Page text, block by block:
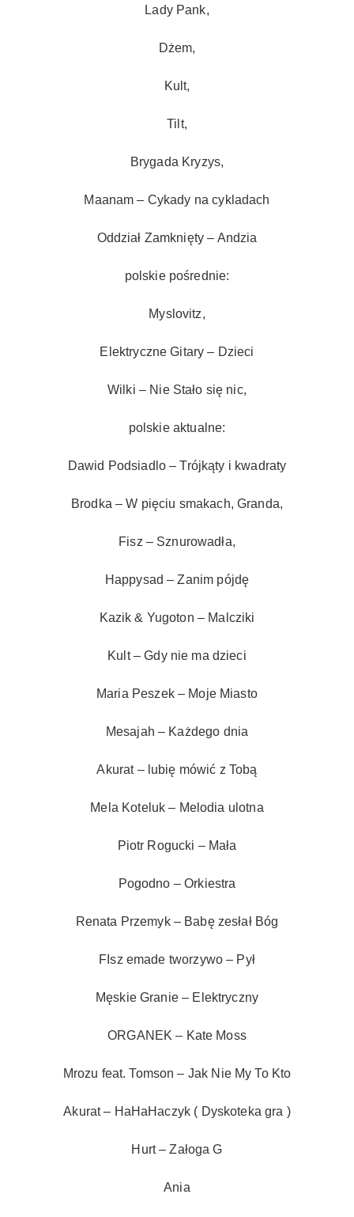
Lady Pank,
Dżem,
Kult,
Tilt,
Brygada Kryzys,
Maanam – Cykady na cykladach
Oddział Zamknięty – Andzia
polskie pośrednie:
Myslovitz,
Elektryczne Gitary – Dzieci
Wilki – Nie Stało się nic,
polskie aktualne:
Dawid Podsiadlo – Trójkąty i kwadraty
Brodka – W pięciu smakach, Granda,
Fisz – Sznurowadła,
Happysad – Zanim pójdę
Kazik & Yugoton – Malcziki
Kult – Gdy nie ma dzieci
Maria Peszek – Moje Miasto
Mesajah – Każdego dnia
Akurat – lubię mówić z Tobą
Mela Koteluk – Melodia ulotna
Piotr Rogucki – Mała
Pogodno – Orkiestra
Renata Przemyk – Babę zesłał Bóg
FIsz emade tworzywo – Pył
Męskie Granie – Elektryczny
ORGANEK – Kate Moss
Mrozu feat. Tomson – Jak Nie My To Kto
Akurat – HaHaHaczyk ( Dyskoteka gra )
Hurt – Załoga G
Ania